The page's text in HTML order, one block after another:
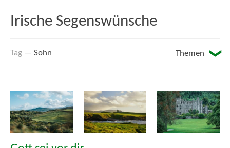
Irische Segenswünsche
Sohn Themen
Arbeit
Auf dem Weg